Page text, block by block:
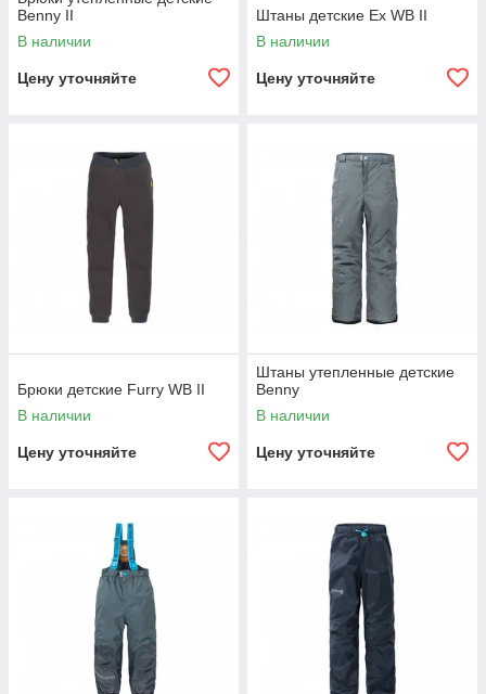
Benny II
В наличии
Цену уточняйте
Штаны детские Ex WB II
В наличии
Цену уточняйте
Брюки детские Furry WB II
В наличии
Цену уточняйте
Штаны утепленные детские
Benny
В наличии
Цену уточняйте